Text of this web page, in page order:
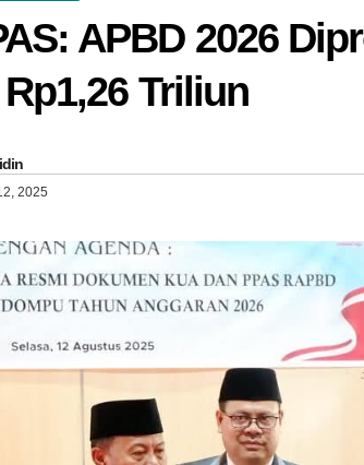
APBD 2026
Triliun
2025